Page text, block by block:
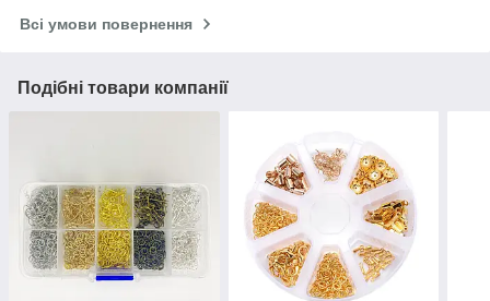
Всі умови повернення
Подібні товари компанії